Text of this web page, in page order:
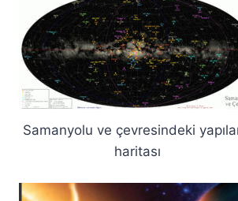
Samanyolu ve çevresindeki
haritası